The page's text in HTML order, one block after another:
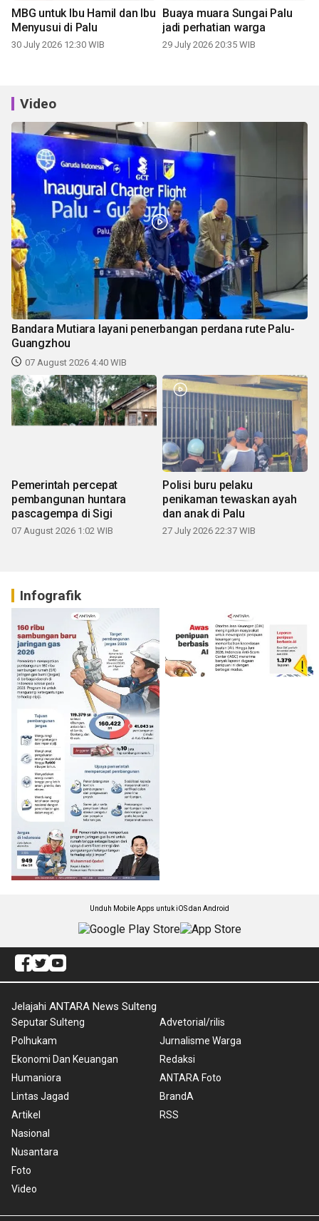
MBG untuk Ibu Hamil dan Ibu
Menyusui di Palu
30 July 2026 12:30 WIB
Buaya muara Sungai Palu
jadi perhatian warga
29 July 2026 20:35 WIB
Video
Bandara Mutiara layani penerbangan perdana rute Palu-
Guangzhou
07 August 2026 4:40 WIB
Pemerintah percepat
pembangunan huntara
pascagempa di Sigi
07 August 2026 1:02 WIB
Polisi buru pelaku
penikaman tewaskan ayah
dan anak di Palu
27 July 2026 22:37 WIB
Infografik
Unduh Mobile Apps untuk iOS dan Android
Jelajahi ANTARA News Sulteng
Seputar Sulteng
Polhukam
Ekonomi Dan Keuangan
Humaniora
Lintas Jagad
Artikel
Nasional
Nusantara
Foto
Video
Advetorial/rilis
Jurnalisme Warga
Redaksi
ANTARA Foto
BrandA
RSS